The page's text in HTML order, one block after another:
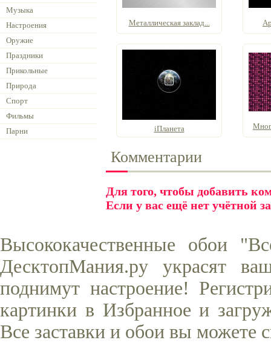
Музыка
Настроения
Оружие
Праздники
Прикольные
Природа
Спорт
Фильмы
Парни
Металлическая заклад...
iПланета
Комментарии
Для того, чтобы добавить
Если у вас ещё нет учётной
Высококачественные обои
ДесктопМания.ру украсят
поднимут настроение!
картинки в Избранное и
Все заставки и обои вы можете